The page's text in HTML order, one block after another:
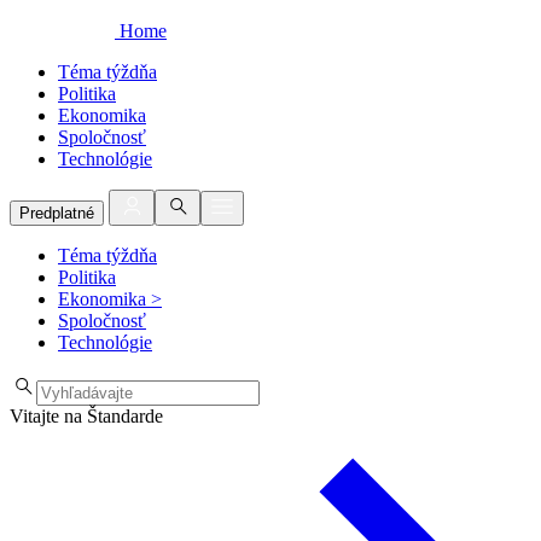
Home
Téma týždňa
Politika
Ekonomika
Spoločnosť
Technológie
Predplatné
Téma týždňa
Politika
Ekonomika >
Spoločnosť
Technológie
Vitajte na Štandarde